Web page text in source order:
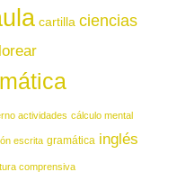
cartilla ciencias
actividades cálculo mental
escrita gramática inglés
comprensiva